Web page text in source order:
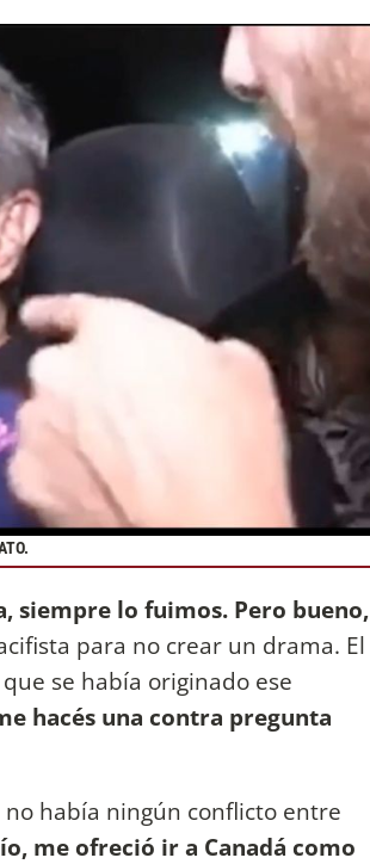
siempre lo fuimos. Pero bueno,
para no crear un drama. El
se había originado ese
hacés una contra pregunta
había ningún conflicto entre
me ofreció ir a Canadá como